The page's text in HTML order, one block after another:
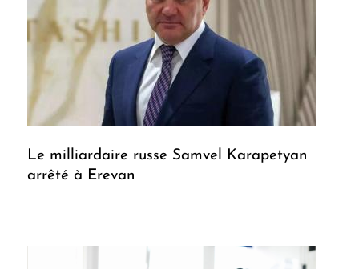
Le milliardaire russe Samvel Karapetyan
arrêté à Erevan